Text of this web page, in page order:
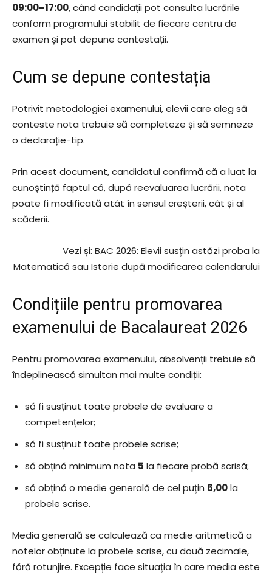
09:00–17:00, când candidații pot consulta lucrările
conform programului stabilit de fiecare centru de
examen și pot depune contestații.
Cum se depune contestația
Potrivit metodologiei examenului, elevii care aleg să
conteste nota trebuie să completeze și să semneze
o declarație-tip.
Prin acest document, candidatul confirmă că a luat la
cunoștință faptul că, după reevaluarea lucrării, nota
poate fi modificată atât în sensul creșterii, cât și al
scăderii.
Vezi și: BAC 2026: Elevii susțin astăzi proba la
Matematică sau Istorie după modificarea calendarului
Condițiile pentru promovarea
examenului de Bacalaureat 2026
Pentru promovarea examenului, absolvenții trebuie să
îndeplinească simultan mai multe condiții:
să fi susținut toate probele de evaluare a
competențelor;
să fi susținut toate probele scrise;
să obțină minimum nota 5 la fiecare probă scrisă;
să obțină o medie generală de cel puțin 6,00la
probele scrise.
Media generală se calculează ca medie aritmetică a
notelor obținute la probele scrise, cu două zecimale,
fără rotunjire. Excepție face situația în care media este